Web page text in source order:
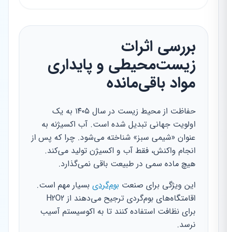
بررسی اثرات
زیست‌محیطی و پایداری
مواد باقی‌مانده
حفاظت از محیط زیست در سال ۱۴۰۵ به یک
اولویت جهانی تبدیل شده است. آب اکسیژنه به
عنوان «شیمی سبز» شناخته می‌شود. چرا که پس از
انجام واکنش، فقط آب و اکسیژن تولید می‌کند.
هیچ ماده سمی در طبیعت باقی نمی‌گذارد.
این ویژگی برای صنعت بوم‌گردی بسیار مهم است.
اقامتگاه‌های بوم‌گردی ترجیح می‌دهند از H2O2
برای نظافت استفاده کنند تا به اکوسیستم آسیب
نرسد.